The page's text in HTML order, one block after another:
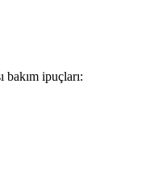
bakım ipuçları: